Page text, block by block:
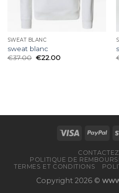
SWEAT BLANC
sweat blanc
€37.00 €22.00
POLITIQUE DE
TERMES ET CONDITIONS
Copyright 2026 ©